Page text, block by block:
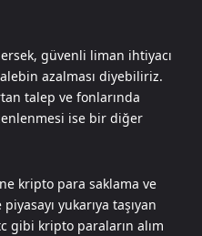
güvenli liman ihtiyacı
azalması diyebiliriz.
talep ve fonlarında
ise bir diğer
kripto para saklama ve
yukarıya taşıyan
gibi kripto paraların alım